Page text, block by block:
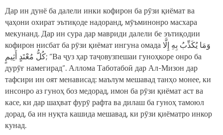
Дар ин дунё ба далели инки кофирон ба рӯзи қиёмат ва
ҷаҳони охират эътиқоде надоранд, мӯъминонро масхара
мекунанд. Дар ин сура дар мавриди далели бе эътиқодии
кофирон нисбат ба рӯзи қиёмат ингуна омада وَمَا يُكَذِّبُ بِهِ إِلَّا
كُلُّ مُعْتَدٍ أَثِيمٍ; “Ва ҷуз ҳар таҷовузпешаи гуноҳкоре онро ба
дурӯғ намегирад”. Аллома Таботабоӣ дар Ал-Мизон дар
тафсири ин оят менависад: маълум мешавад танҳо монее, ки
инсонро аз гуноҳ боз медорад, имон ба рӯзи қиёмат аст ва
касе, ки дар шаҳват фурӯ рафта ва дилаш ба гуноҳ тамоюл
дорад, ба ин нуқта кашида мешавад, ки рӯзи қиёматро инкор
кунад.